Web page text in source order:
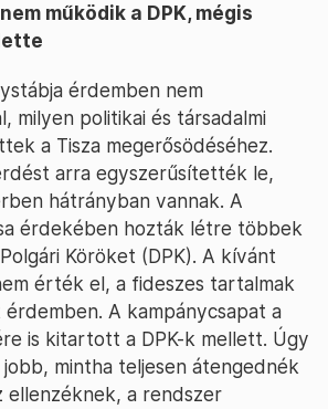
működik a DPK, mégis
érdemben nem
milyen politikai és társadalmi
a Tisza megerősödéséhez.
arra egyszerűsítették le,
hátrányban vannak. A
érdekében hozták létre többek
Köröket (DPK). A kívánt
érték el, a fideszes tartalmak
A kampánycsapat a
is kitartott a DPK-k mellett. Úgy
mintha teljesen átengednék
ellenzéknek, a rendszer